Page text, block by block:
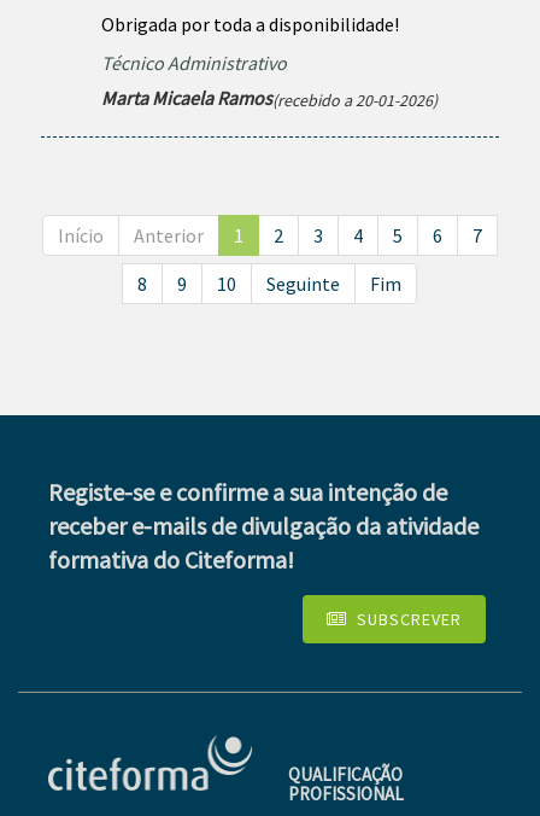
Obrigada por toda a disponibilidade!
Técnico Administrativo
Marta Micaela Ramos(recebido a 20-01-2026)
Início Anterior 1 2 3 4 5 6
7
8
9 10 Seguinte Fim
Registe-se e confirme a sua intenção de
receber e-mails de divulgação da atividade
formativa do Citeforma!
SUBSCREVER
QUALIFICAÇÃO
PROFISSIONAL